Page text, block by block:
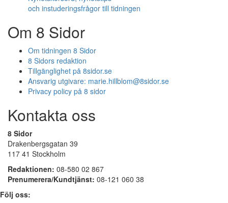
och instuderingsfrågor till tidningen
Om 8 Sidor
Om tidningen 8 Sidor
8 Sidors redaktion
Tillgänglighet på 8sidor.se
Ansvarig utgivare: marie.hillblom@8sidor.se
Privacy policy på 8 sidor
Kontakta oss
8 Sidor
Drakenbergsgatan 39
117 41 Stockholm
Redaktionen: 08-580 02 867
Prenumerera/Kundtjänst: 08-121 060 38
Följ oss: